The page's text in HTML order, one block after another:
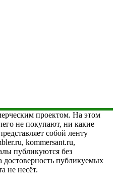
проектом. На этом
не покупают, ни какие
собой ленту
kommersant.ru,
публикуются без
достоверность публикуемых
не несёт.